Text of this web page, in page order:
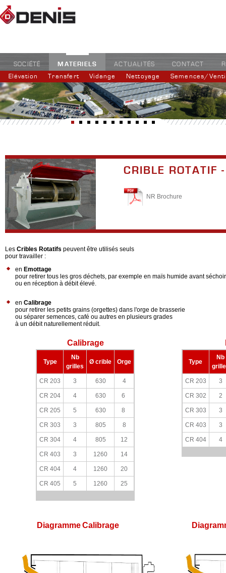
SOCIÉTÉ MATERIELS
Elévation Transfert Vidange Nettoyage Semences/
ACTUALITÉS CONTACT
CRIBLE ROTATIF
NR Brochure
Les Cribles Rotatifs peuvent être utilisés seuls
pour travailler :
en Emottage
pour retirer tous les gros déchets, par exemple en maïs humide avant
ou en réception à débit élevé.
en Calibrage
pour retirer les petits grains (orgettes) dans l'orge de brasserie
ou séparer semences, café ou autres en plusieurs grades
à un débit naturellement réduit.
Calibrage
Type
Nb
grilles
Ø crible Orge
CR 203 3 630 4
CR 204 4 630 6
CR 205 5 630 8
CR 303 3 805 8
CR 304 4 805 12
CR 403 3 1260 14
CR 404 4 1260 20
CR 405 5 1260 25
Type
Nb
CR 203 3
CR 302 2
CR 303 3
CR 403 3
CR 404 4
Diagramme Calibrage Diagramme